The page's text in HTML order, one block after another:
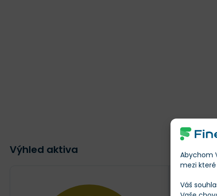
Abychom
mezi
Váš
Výhled aktiva